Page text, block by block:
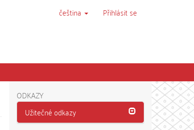
čeština Přihlásit se
ODKAZY
Užitečné odkazy